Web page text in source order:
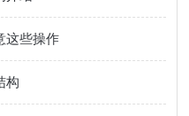
这些操作
构